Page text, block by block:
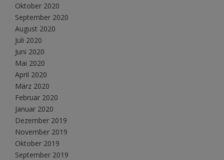
Oktober 2020
September 2020
August 2020
Juli 2020
Juni 2020
Mai 2020
April 2020
März 2020
Februar 2020
Januar 2020
Dezember 2019
November 2019
Oktober 2019
September 2019